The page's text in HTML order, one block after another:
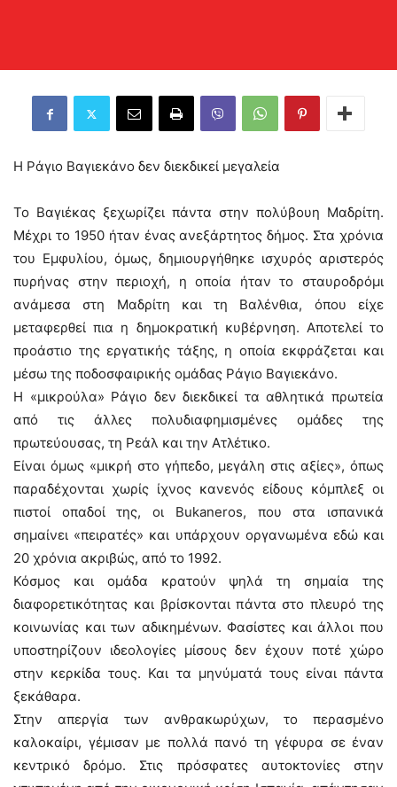
Η Ράγιο Βαγιεκάνο δεν διεκδικεί μεγαλεία
Το Βαγιέκας ξεχωρίζει πάντα στην πολύβουη Μαδρίτη.
Μέχρι το 1950 ήταν ένας ανεξάρτητος δήμος. Στα χρόνια
του Εμφυλίου, όμως, δημιουργήθηκε ισχυρός αριστερός
πυρήνας στην περιοχή, η οποία ήταν το σταυροδρόμι
ανάμεσα στη Μαδρίτη και τη Βαλένθια, όπου είχε
μεταφερθεί πια η δημοκρατική κυβέρνηση. Αποτελεί το
προάστιο της εργατικής τάξης, η οποία εκφράζεται και
μέσω της ποδοσφαιρικής ομάδας Ράγιο Βαγιεκάνο.
Η «μικρούλα» Ράγιο δεν διεκδικεί τα αθλητικά πρωτεία
από τις άλλες πολυδιαφημισμένες ομάδες της
πρωτεύουσας, τη Ρεάλ και την Ατλέτικο.
Είναι όμως «μικρή στο γήπεδο, μεγάλη στις αξίες», όπως
παραδέχονται χωρίς ίχνος κανενός είδους κόμπλεξ οι
πιστοί οπαδοί της, οι Bukaneros, που στα ισπανικά
σημαίνει «πειρατές» και υπάρχουν οργανωμένα εδώ και
20 χρόνια ακριβώς, από το 1992.
Κόσμος και ομάδα κρατούν ψηλά τη σημαία της
διαφορετικότητας και βρίσκονται πάντα στο πλευρό της
κοινωνίας και των αδικημένων. Φασίστες και άλλοι που
υποστηρίζουν ιδεολογίες μίσους δεν έχουν ποτέ χώρο
στην κερκίδα τους. Και τα μηνύματά τους είναι πάντα
ξεκάθαρα.
Στην απεργία των ανθρακωρύχων, το περασμένο
καλοκαίρι, γέμισαν με πολλά πανό τη γέφυρα σε έναν
κεντρικό δρόμο. Στις πρόσφατες αυτοκτονίες στην